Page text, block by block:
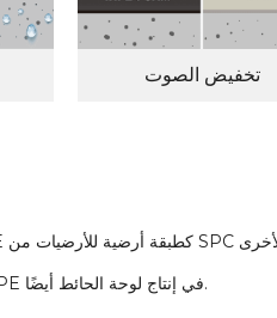
تخفيض الصوت
يمكن استخدام رغوة IXPE في إنتاج لوحة الحائط أيضًا.